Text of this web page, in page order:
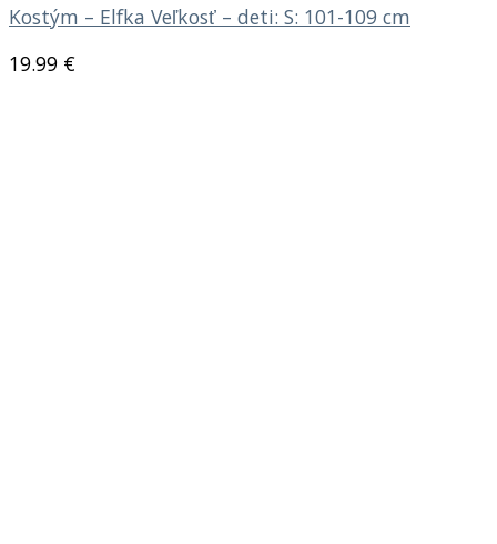
Kostým – Elfka Veľkosť – deti: S: 101-109 cm
19.99 €